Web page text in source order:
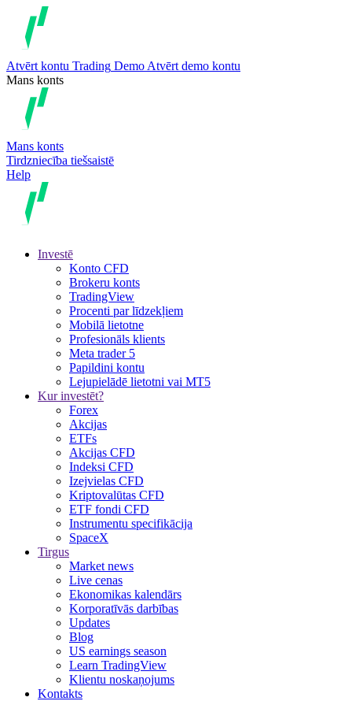
Atvērt kontu Trading Demo Atvērt demo kontu
Mans konts
Mans konts
Tirdzniecība tiešsaistē
Help
Investē
Konto CFD
Brokeru konts
TradingView
Procenti par līdzekļiem
Mobilā lietotne
Profesionāls klients
Meta trader 5
Papildini kontu
Lejupielādē lietotni vai MT5
Kur investēt?
Forex
Akcijas
ETFs
Akcijas CFD
Indeksi CFD
Izejvielas CFD
Kriptovalūtas CFD
ETF fondi CFD
Instrumentu specifikācija
SpaceX
Tirgus
Market news
Live cenas
Ekonomikas kalendārs
Korporatīvās darbības
Updates
Blog
US earnings season
Learn TradingView
Klientu noskaņojums
Kontakts